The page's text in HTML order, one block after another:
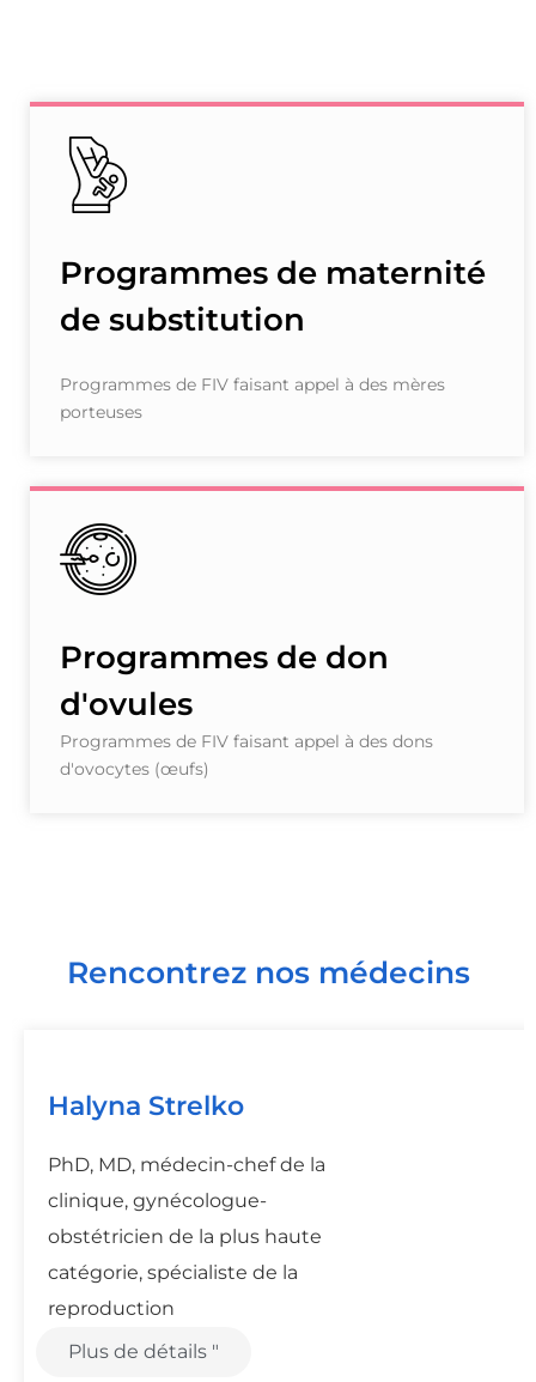
Programmes de maternité
de substitution
Programmes de FIV faisant appel à des mères
porteuses
Programmes de don
d'ovules
Programmes de FIV faisant appel à des dons
d'ovocytes (œufs)
Rencontrez nos médecins
Halyna Strelko
PhD, MD, médecin-chef de la
clinique, gynécologue-
obstétricien de la plus haute
catégorie, spécialiste de la
reproduction
Plus de détails "